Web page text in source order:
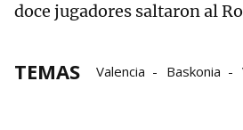
doce jugadores saltaron al
TEMAS Valencia Baskonia